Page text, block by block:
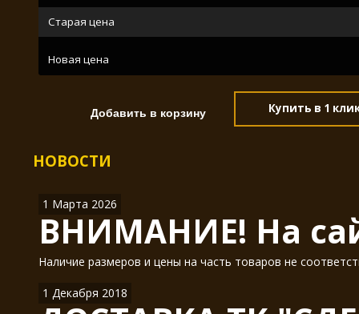
Старая цена
Новая цена
Купить в 1
НОВОСТИ
1 Марта 2026
ВНИМАНИЕ! На
Наличие размеров и цены на часть товаров не
1 Декабря 2018